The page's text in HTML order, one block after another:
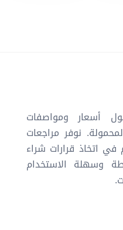
أسعار ومواصفات
نوفر مراجعات
اتخاذ قرارات شراء
وسهلة الاستخدام